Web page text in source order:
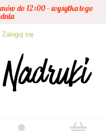
do 12:00 – wysyłka tego
Zaloguj się